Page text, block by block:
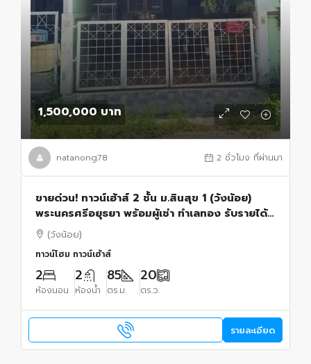
1,500,000 บาท
natanong78 2 ชั่วโมง ที่ผ่านมา
ขายด่วน! ทาวน์เฮ้าส์ 2 ชั้น ม.สินสุข 1 (วังน้อย)
พระนครศรีอยุธยา พร้อมผู้เช่า ทำเลทอง รับรายได้
ทันที!(วังน้อย)
ทาวน์โฮม ทาวน์เฮ้าส์
2
ห้องนอน
2
ห้องน้ำ
85
ตร.ม.
20
ตร.ว.
รายละเอียด